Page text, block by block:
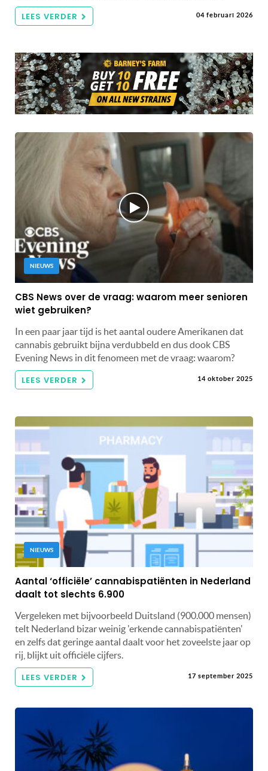
LEES VERDER 04 februari 2026
NIEUWS
CBS News over de vraag: waarom meer senioren
wiet gebruiken?
In een paar jaar tijd is het aantal oudere Amerikanen dat
cannabis gebruikt bijna verdubbeld en dus dook CBS
Evening News in dit fenomeen met de vraag: waarom?
LEES VERDER 14 oktober 2025
NIEUWS
Aantal ‘officiële’ cannabispatiënten in Nederland
daalt tot slechts 6.900
Vergeleken met bijvoorbeeld Duitsland (900.000 mensen)
telt Nederland bizar weinig 'erkende cannabispatiënten'
en zelfs dat geringe aantal daalt voor het zoveelste jaar op
rij, blijkt uit officiële cijfers.
LEES VERDER 17 september 2025